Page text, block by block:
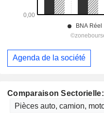
Comparaison Sectorielle:
Agenda de la société